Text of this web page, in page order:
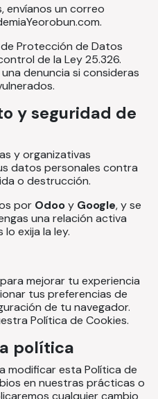
envíanos un correo
Protección de Datos
de la Ley 25.326.
denuncia si consideras
y seguridad de
y organizativas
datos personales contra
o destrucción.
por Odooy Google, y se
una relación activa
exija la ley.
mejorar tu experiencia
tus preferencias de
de tu navegador.
Política de Cookies.
política
modificar esta Política de
en nuestras prácticas o
cualquier cambio